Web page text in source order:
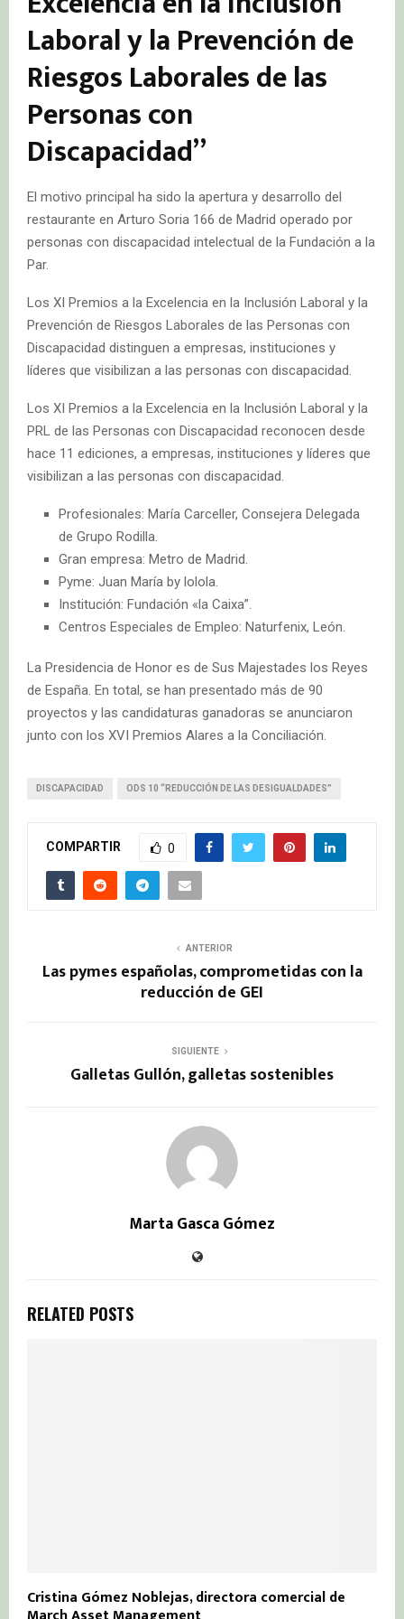
Laboral y la Prevención de
Riesgos Laborales de las
Personas con
Discapacidad”
El motivo principal ha sido la apertura y desarrollo del
restaurante en Arturo Soria 166 de Madrid operado por
personas con discapacidad intelectual de la Fundación a la
Par.
Los XI Premios a la Excelencia en la Inclusión Laboral y la
Prevención de Riesgos Laborales de las Personas con
Discapacidad distinguen a empresas, instituciones y
líderes que visibilizan a las personas con discapacidad.
Los XI Premios a la Excelencia en la Inclusión Laboral y la
PRL de las Personas con Discapacidad reconocen desde
hace 11 ediciones, a empresas, instituciones y líderes que
visibilizan a las personas con discapacidad.
Profesionales: María Carceller, Consejera Delegada
de Grupo Rodilla.
Gran empresa: Metro de Madrid.
Pyme: Juan María by lolola.
Institución: Fundación «la Caixa”.
Centros Especiales de Empleo: Naturfenix, León.
La Presidencia de Honor es de Sus Majestades los Reyes
de España. En total, se han presentado más de 90
proyectos y las candidaturas ganadoras se anunciaron
junto con los XVI Premios Alares a la Conciliación.
DISCAPACIDAD ODS 10 “REDUCCIÓN DE LAS DESIGUALDADES”
COMPARTIR 0
ANTERIOR
Las pymes españolas, comprometidas con la
reducción de GEI
SIGUIENTE
Galletas Gullón, galletas sostenibles
Marta Gasca Gómez
RELATED POSTS
Cristina Gómez Noblejas, directora comercial de